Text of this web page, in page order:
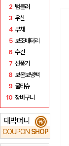
2 텀블러
3 우산
4 부채
5 보조배터리
6 수건
7 선풍기
8 보온보냉백
9 물티슈
10 장바구니
대박머니
COUPON SHOP
₩